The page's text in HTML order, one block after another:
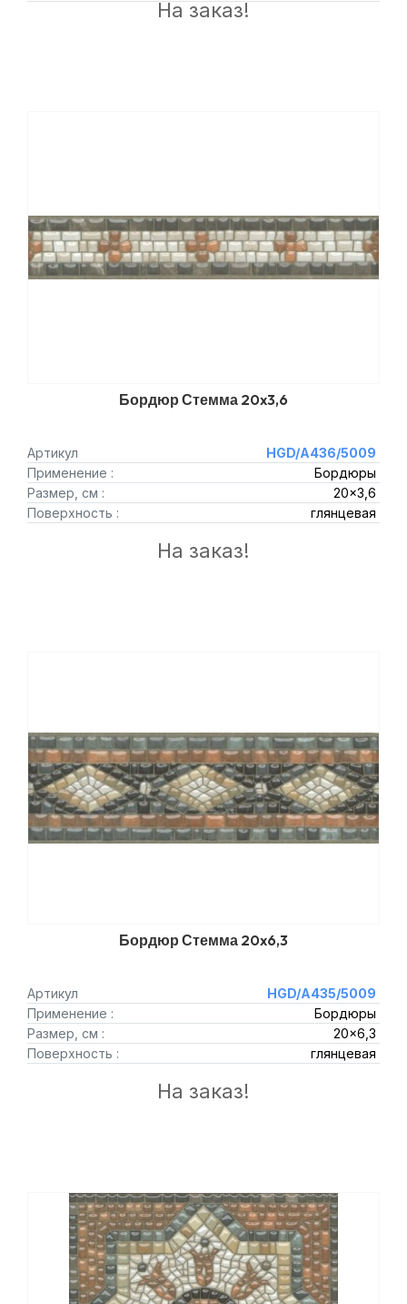
На заказ!
Бордюр Стемма 20x3,6
Артикул
HGD/A436/5009
Применение :
Бордюры
Размер, см :
20x3,6
Поверхность :
глянцевая
На заказ!
Бордюр Стемма 20x6,3
Артикул
HGD/A435/5009
Применение :
Бордюры
Размер, см :
20x6,3
Поверхность :
глянцевая
На заказ!